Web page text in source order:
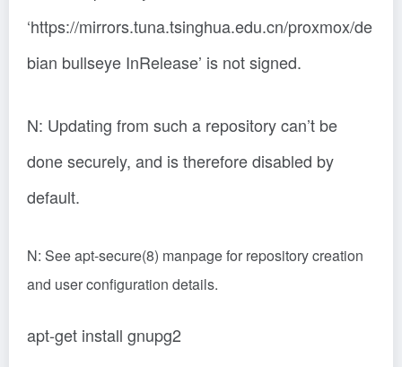
‘https://mirrors.tuna.tsinghua.edu.cn/proxmox/de
bian bullseye InRelease’ is not signed.
N: Updating from such a repository can’t be
done securely, and is therefore disabled by
default.
N: See apt-secure(8) manpage for repository creation
and user configuration details.
apt-get install gnupg2